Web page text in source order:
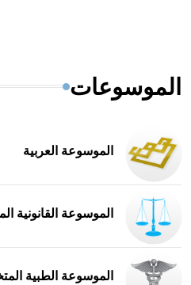
الموسوعات
الموسوعة العربية
الموسوعة القانونية
الموسوعة الطبية